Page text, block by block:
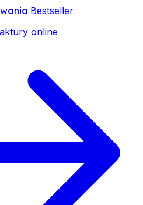
Bestseller
online